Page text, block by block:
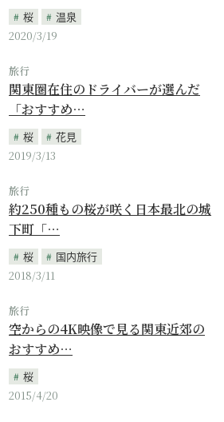
桜
温泉
2020/3/19
旅行
関東圏在住のドライバーが選んだ
「おすすめ…
桜
花見
2019/3/13
旅行
約250種もの桜が咲く日本最北の城
下町「…
桜
国内旅行
2018/3/11
旅行
空からの4K映像で見る関東近郊の
おすすめ…
桜
2015/4/20